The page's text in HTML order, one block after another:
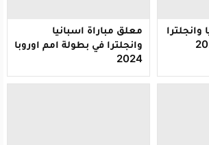
وانجلترا
معلق مباراة اسبانيا
وانجلترا في بطولة امم اوروبا
2024